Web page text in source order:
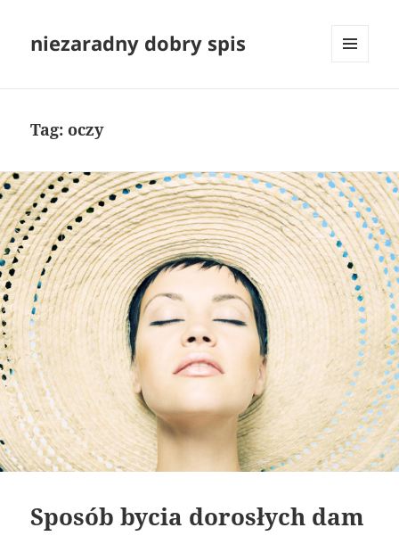
niezaradny dobry spis
Tag:oczy
Sposób bycia dorosłych dam